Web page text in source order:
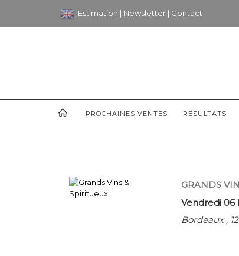
Estimation | Newsletter | Contact
PROCHAINES VENTES RÉSULTATS
GRANDS
Vendredi 06
Bordeaux ,